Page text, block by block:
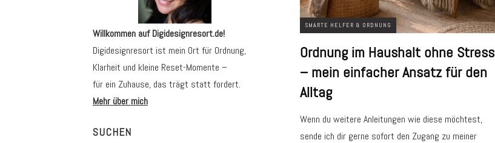
SMARTE HELFER & ORDNUNG
Ordnung im Haushalt ohne Stress
– mein einfacher Ansatz für den
Alltag
Wenn du weitere Anleitungen wie diese möchtest,
sende ich dir gerne sofort den Zugang zu meiner
Willkommen auf Digidesignresort.de!
Digidesignresort ist mein Ort für Ordnung,
Klarheit und kleine Reset-Momente –
für ein Zuhause, das trägt statt fordert.
Mehr über mich
SUCHEN